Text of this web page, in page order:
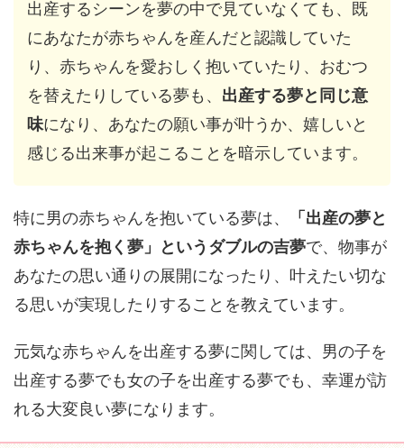
出産するシーンを夢の中で見ていなくても、既
にあなたが赤ちゃんを産んだと認識していた
り、赤ちゃんを愛おしく抱いていたり、おむつ
を替えたりしている夢も、 出産する夢と同じ意
味になり、あなたの願い事が叶うか、嬉しいと
感じる出来事が起こることを暗示しています。
特に男の赤ちゃんを抱いている夢は、
「出産の夢と
赤ちゃんを抱く夢」というダブルの吉夢で、物事が
あなたの思い通りの展開になったり、叶えたい切な
る思いが実現したりすることを教えています。
元気な赤ちゃんを出産する夢に関しては、男の子を
出産する夢でも女の子を出産する夢でも、幸運が訪
れる大変良い夢になります。